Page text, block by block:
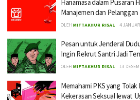
Hanamasa dalam Pusaran
Manajemen dan Pelanggan
OLEH MIFTAKHUR RISAL 4
Pesan untuk Jenderal
Ingin Rekrut Santri Jadi
OLEH MIFTAKHUR RISAL 13
Memahami PKS yang
Kekerasan Seksual lewat